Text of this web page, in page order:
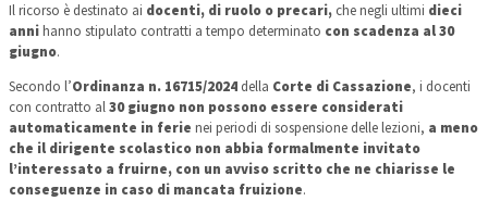
Il ricorso è destinato ai docenti, di ruolo o precari, che negli ultimi dieci
annihanno stipulato contratti a tempo determinato con scadenza al 30
giugno.
Secondo l’Ordinanza n. 16715/2024 della Corte di Cassazione, i docenti
con contratto al30 giugno non possono essere considerati
automaticamente in ferie nei periodi di sospensione delle lezioni, a meno
che il dirigente scolastico non abbia formalmente invitato
l’interessato a fruirne, con un avviso scritto che ne chiarisse le
conseguenze in caso di mancata fruizione.